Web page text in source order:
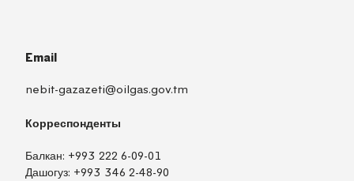
Email
nebit-gazazeti@oilgas.gov.tm
Корреспонденты
Балкан: +993 222 6-09-01
Дашогуз: +993 346 2-48-90